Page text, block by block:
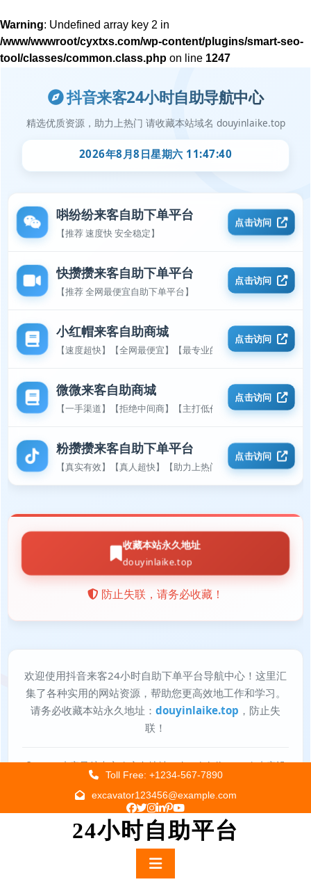
Warning: Undefined array key 2 in
/www/wwwroot/cyxtxs.com/wp-content/plugins/smart-seo-
tool/classes/common.class.php on line 1247
Toll Free: +1234-567-7890
excavator123456@example.com
24小时自助平台
Primary